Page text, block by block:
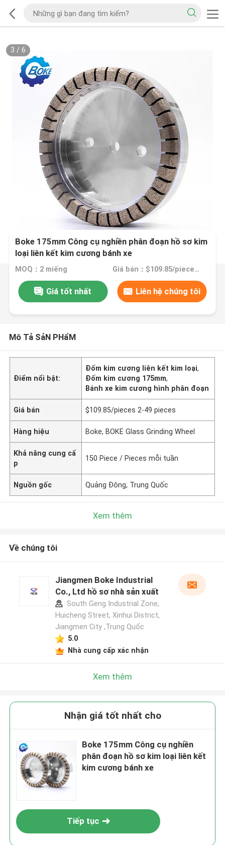
3 / 6
Boke 175mm Công cụ nghiền phân đoạn hồ sơ kim
loại liên kết kim cương bánh xe
MOQ：2 miếng Giá bán：$109.85/pieces 2-49 pieces
Giá tốt nhất Liên hệ chúng tôi
Mô Tả SảN PHẩM
Điểm nổi bật:
Đốm kim cương liên kết kim loại,
Đốm kim cương 175mm,
Bánh xe kim cương hình phân đoạn
Giá bán $109.85/pieces 2-49 pieces
Hàng hiệu Boke, BOKE Glass Grinding Wheel
Khả năng cung cấ
p
150 Piece / Pieces mỗi tuần
Nguồn gốc Quảng Đông, Trung Quốc
Xem thêm
Về chúng tôi
Jiangmen Boke Industrial
Co., Ltd hồ sơ nhà sản xuất
South Geng Industrial Zone,
Huicheng Street, Xinhui District,
Jiangmen City ,Trung Quốc
5.0
Nhà cung cấp xác nhận
Xem thêm
Nhận giá tốt nhất cho
Boke 175mm Công cụ nghiền
phân đoạn hồ sơ kim loại liên kết
kim cương bánh xe
Tiếp tục